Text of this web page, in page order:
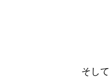
そして